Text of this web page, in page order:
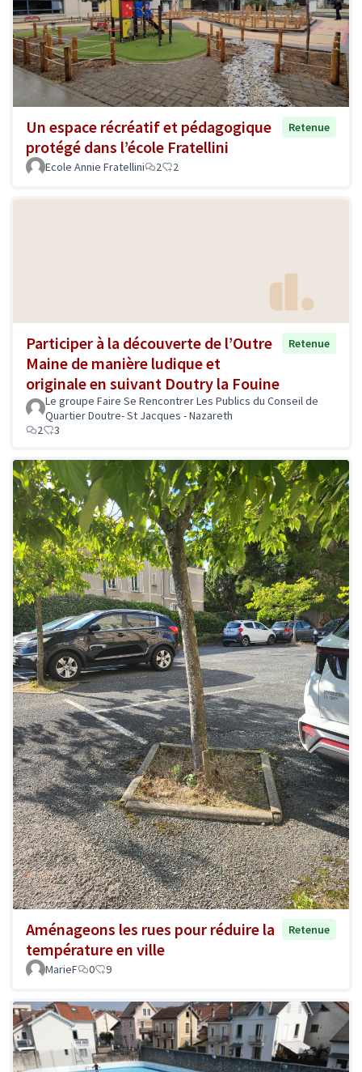
Un espace récréatif et pédagogique
protégé dans l’école Fratellini
Retenue
Ecole Annie Fratellini 2 2
Participer à la découverte de l’Outre
Maine de manière ludique et
originale en suivant Doutry la Fouine
Retenue
Le groupe Faire Se Rencontrer Les Publics du Conseil de
Quartier Doutre- St Jacques - Nazareth
2
3
Aménageons les rues pour réduire la
température en ville
Retenue
MarieF 0 9